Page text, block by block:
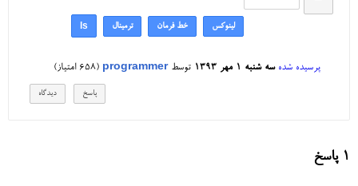
لینوکس خط فرمان ترمینال ls
پرسیده شده سه شنبه ۱ مهر ۱۳۹۳ توسطprogrammer
(
658 امتیاز)
1 پاسخ